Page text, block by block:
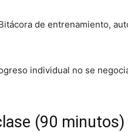
de entrenamiento,
individual no se
(90 minutos)